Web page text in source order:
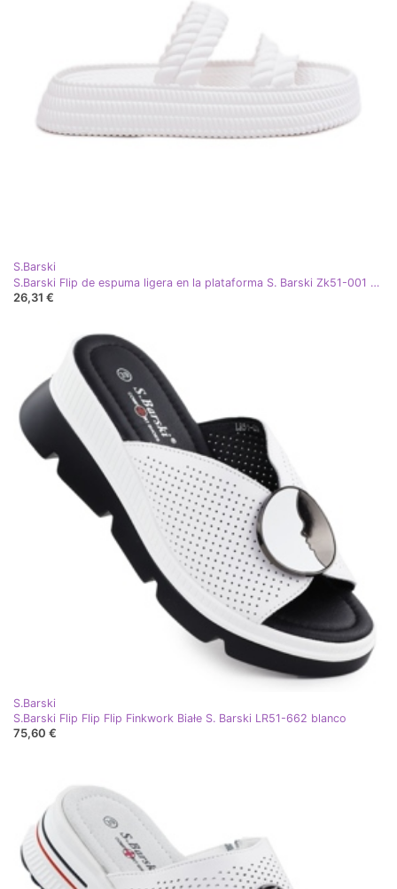
S.Barski
S.Barski Flip de espuma ligera en la plataforma S. Barski Zk51-001 White blanco
26,31 €
S.Barski
S.Barski Flip Flip Flip Finkwork Białe S. Barski LR51-662 blanco
75,60 €